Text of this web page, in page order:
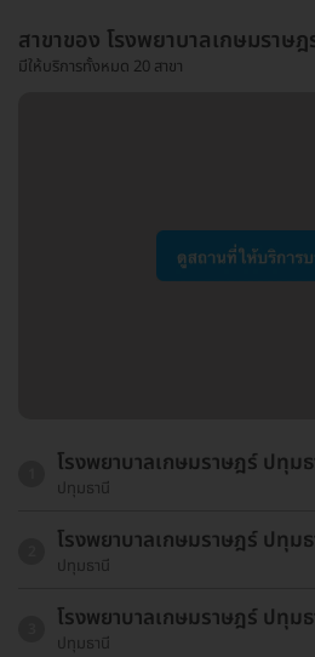
สาขาของ โรงพยาบาลเกษมราษ
มีให้บริการทั้งหมด 20 สาขา
โรงพยาบาลเกษมราษฎร์ ปทุม
ปทุมธานี
โรงพยาบาลเกษมราษฎร์ ปทุม
ปทุมธานี
โรงพยาบาลเกษมราษฎร์ ปทุม
ปทุมธานี